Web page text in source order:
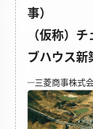
事）
（仮称）
ブハウス新
三菱商事株式